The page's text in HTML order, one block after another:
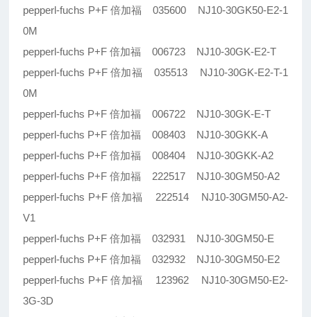
pepperl-fuchs P+F 倍加福 035600 NJ10-30GK50-E2-1
0M
pepperl-fuchs P+F 倍加福 006723 NJ10-30GK-E2-T
pepperl-fuchs P+F 倍加福 035513 NJ10-30GK-E2-T-1
0M
pepperl-fuchs P+F 倍加福 006722 NJ10-30GK-E-T
pepperl-fuchs P+F 倍加福 008403 NJ10-30GKK-A
pepperl-fuchs P+F 倍加福 008404 NJ10-30GKK-A2
pepperl-fuchs P+F 倍加福 222517 NJ10-30GM50-A2
pepperl-fuchs P+F 倍加福 222514 NJ10-30GM50-A2-
V1
pepperl-fuchs P+F 倍加福 032931 NJ10-30GM50-E
pepperl-fuchs P+F 倍加福 032932 NJ10-30GM50-E2
pepperl-fuchs P+F 倍加福 123962 NJ10-30GM50-E2-
3G-3D